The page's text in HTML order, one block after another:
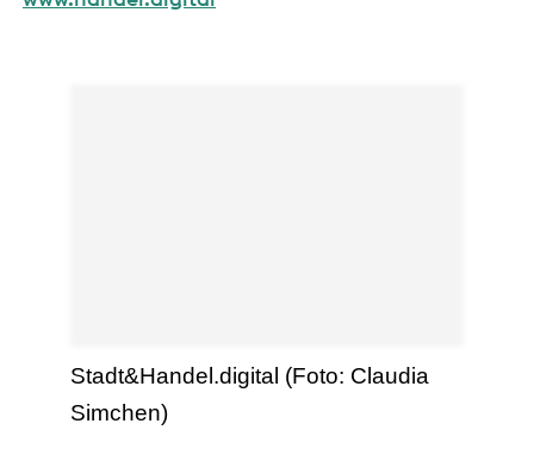
Stadt&Handel.digital (Foto: Claudia
Simchen)